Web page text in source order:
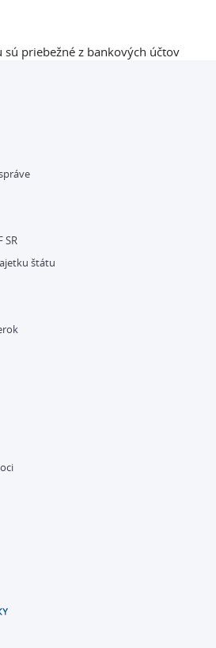
priebežné z bankových účtov
SR
štátu